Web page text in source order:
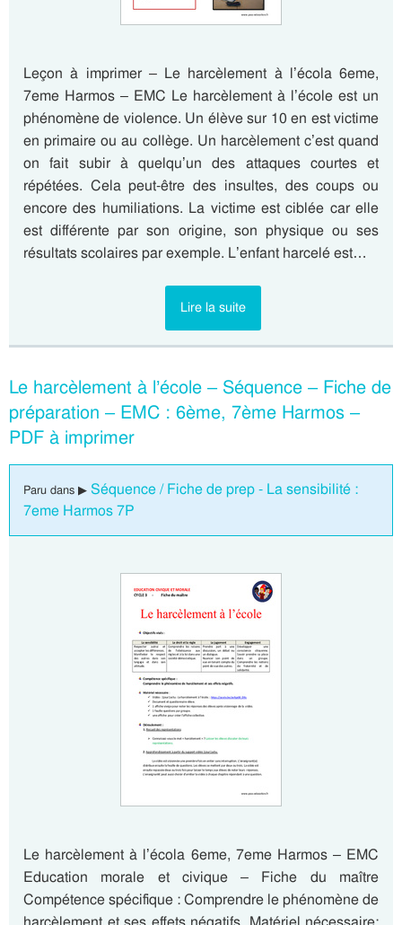
Leçon à imprimer – Le harcèlement à l’écola 6eme,
7eme Harmos – EMC Le harcèlement à l’école est un
phénomène de violence. Un élève sur 10 en est victime
en primaire ou au collège. Un harcèlement c’est quand
on fait subir à quelqu’un des attaques courtes et
répétées. Cela peut-être des insultes, des coups ou
encore des humiliations. La victime est ciblée car elle
est différente par son origine, son physique ou ses
résultats scolaires par exemple. L’enfant harcelé est…
Lire la suite
Le harcèlement à l’école – Séquence – Fiche de
préparation – EMC : 6ème, 7ème Harmos –
PDF à imprimer
Paru dans ▶ Séquence / Fiche de prep - La sensibilité :
7eme Harmos 7P
Le harcèlement à l’écola 6eme, 7eme Harmos – EMC
Education morale et civique – Fiche du maître
Compétence spécifique : Comprendre le phénomène de